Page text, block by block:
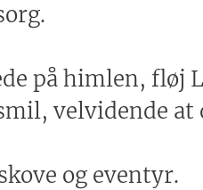
på himlen, fløj
velvidende at
og eventyr.